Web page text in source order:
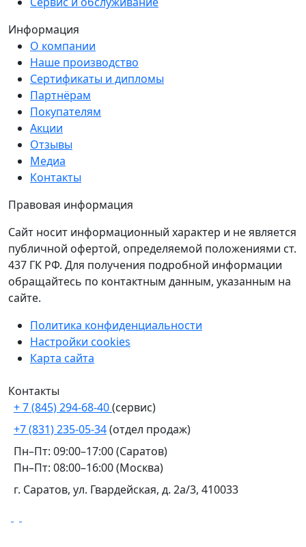
Информация
О компании
Наше производство
Сертификаты и дипломы
Партнёрам
Покупателям
Акции
Отзывы
Медиа
Контакты
Правовая информация
Сайт носит информационный характер и не является
публичной офертой, определяемой положениями ст.
437 ГК РФ. Для получения подробной информации
обращайтесь по контактным данным, указанным на
сайте.
Политика конфиденциальности
Настройки cookies
Карта сайта
Контакты
+ 7 (845) 294-68-40(сервис)
+7 (831) 235-05-34(отдел продаж)
Пн–Пт: 09:00–17:00 (Саратов)
Пн–Пт: 08:00–16:00 (Москва)
г. Саратов, ул. Гвардейская, д. 2а/3, 410033